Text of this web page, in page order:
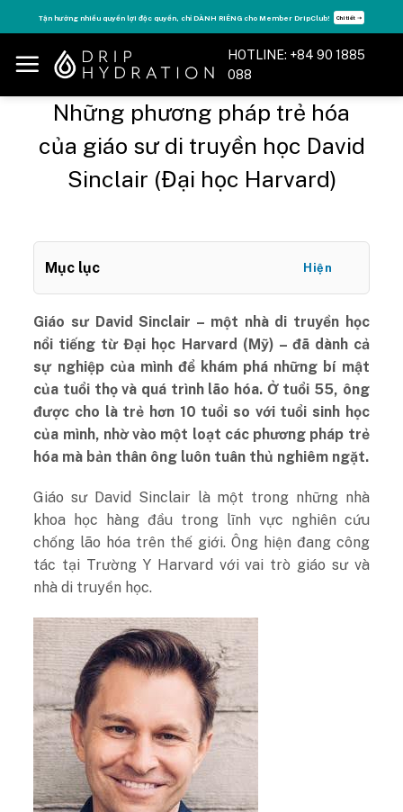
to
content
Tận hưởng nhiều quyền lợi độc quyền, chỉ DÀNH RIÊNG cho Member DripClub! Chi tiết ➝
HOTLINE: +84 90 1885
088
Những phương pháp trẻ hóa
của giáo sư di truyền học David
Sinclair (Đại học Harvard)
Mục lục Hiện
Giáo sư David Sinclair – một nhà di truyền học
nổi tiếng từ Đại học Harvard (Mỹ) – đã dành cả
sự nghiệp của mình để khám phá những bí mật
của tuổi thọ và quá trình lão hóa. Ở tuổi 55, ông
được cho là trẻ hơn 10 tuổi so với tuổi sinh học
của mình, nhờ vào một loạt các phương pháp trẻ
hóa mà bản thân ông luôn tuân thủ nghiêm ngặt.
Giáo sư David Sinclair là một trong những nhà
khoa học hàng đầu trong lĩnh vực nghiên cứu
chống lão hóa trên thế giới. Ông hiện đang công
tác tại Trường Y Harvard với vai trò giáo sư và
nhà di truyền học.